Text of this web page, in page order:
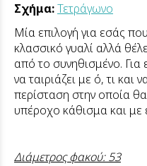
Σχήμα:Τετράγωνο
Μία επιλογή για εσάς
κλασσικό γυαλί αλλά
από το συνηθισμένο. Για
να ταιριάζει με ό, τι και
περίσταση στην οποία
υπέροχο κάθισμα και με
Διάμετρος φακού: 53